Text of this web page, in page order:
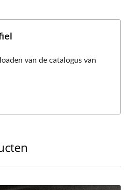
van de catalogus van